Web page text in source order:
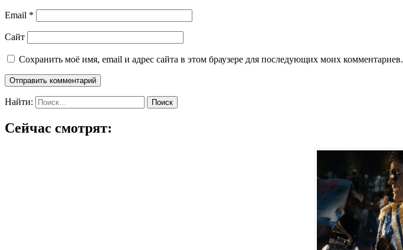
Email *
Сайт
Сохранить моё имя, email и адрес сайта в этом браузере для последующих моих комментариев.
Найти:
Сейчас смотрят: